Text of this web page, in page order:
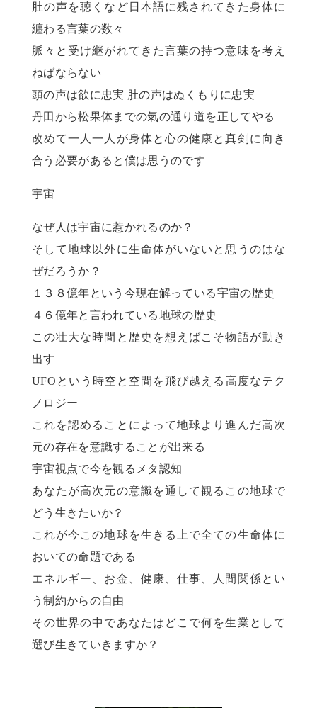
肚の声を聴くなど日本語に残されてきた身体に
纏わる言葉の数々
脈々と受け継がれてきた言葉の持つ意味を考え
ねばならない
頭の声は欲に忠実 肚の声はぬくもりに忠実
丹田から松果体までの氣の通り道を正してやる
改めて一人一人が身体と心の健康と真剣に向き
合う必要があると僕は思うのです
宇宙
なぜ人は宇宙に惹かれるのか？
そして地球以外に生命体がいないと思うのはな
ぜだろうか？
１３８億年という今現在解っている宇宙の歴史
４６億年と言われている地球の歴史
この壮大な時間と歴史を想えばこそ物語が動き
出す
UFOという時空と空間を飛び越える高度なテク
ノロジー
これを認めることによって地球より進んだ高次
元の存在を意識することが出来る
宇宙視点で今を観るメタ認知
あなたが高次元の意識を通して観るこの地球で
どう生きたいか？
これが今この地球を生きる上で全ての生命体に
おいての命題である
エネルギー、お金、健康、仕事、人間関係とい
う制約からの自由
その世界の中であなたはどこで何を生業として
選び生きていきますか？